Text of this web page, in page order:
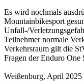
Es wird nochmals
Mountainbikesport
Unfall-/
Teilnehmer normale
Verkehrsraum gilt die
Fragen der Enduro One
Weißenburg, April 2025